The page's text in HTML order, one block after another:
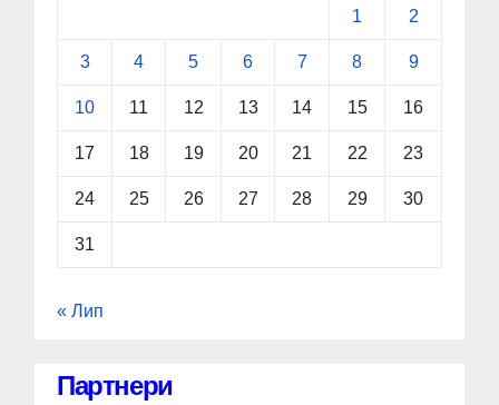
1 2
3 4 5 6 7 8 9
10 11 12 13 14 15 16
17 18 19 20 21 22 23
24 25 26 27 28 29 30
31
« Лип
Партнери